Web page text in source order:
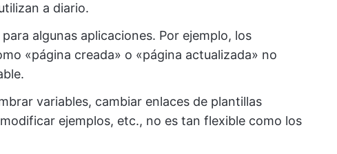
a diario.
algunas aplicaciones. Por ejemplo, los
«página creada» o «página actualizada» no
variables, cambiar enlaces de plantillas
ejemplos, etc., no es tan flexible como los